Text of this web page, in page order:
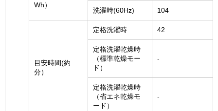
Wh）
洗濯時(60Hz) 104
目安時間(約
分）
定格洗濯時 42
定格洗濯乾燥時
（標準乾燥モー
ド）
-
定格洗濯乾燥時
（省エネ乾燥モ
ード）
-